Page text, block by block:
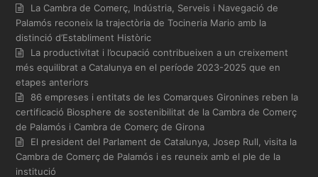
La Cambra de Comerç, Indústria, Serveis i Navegació de
Palamós reconeix la trajectòria de Tocineria Mario amb la
distinció d’Establiment Històric
La productivitat i l’ocupació contribueixen a un creixement
més equilibrat a Catalunya en el període 2023-2025 que en
etapes anteriors
86 empreses i entitats de les Comarques Gironines reben la
certificació Biosphere de sostenibilitat de la Cambra de Comerç
de Palamós i Cambra de Comerç de Girona
El president del Parlament de Catalunya, Josep Rull, visita la
Cambra de Comerç de Palamós i es reuneix amb el ple de la
institució